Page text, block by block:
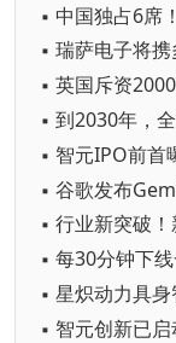
▪ 中国独占6席